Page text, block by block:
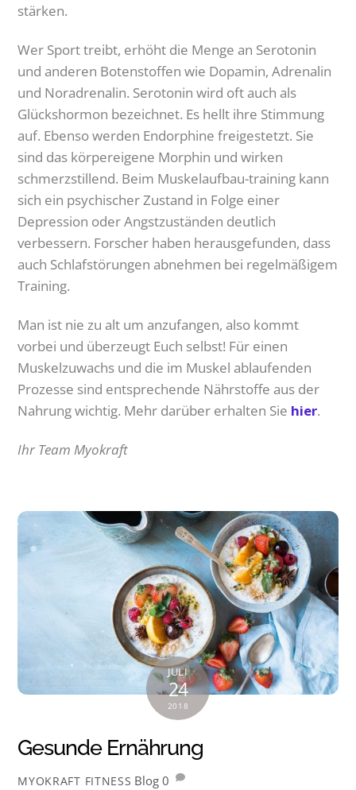
stärken.
Wer Sport treibt, erhöht die Menge an Serotonin
und anderen Botenstoffen wie Dopamin, Adrenalin
und Noradrenalin. Serotonin wird oft auch als
Glückshormon bezeichnet. Es hellt ihre Stimmung
auf. Ebenso werden Endorphine freigestetzt. Sie
sind das körpereigene Morphin und wirken
schmerzstillend. Beim Muskelaufbau-training kann
sich ein psychischer Zustand in Folge einer
Depression oder Angstzuständen deutlich
verbessern. Forscher haben herausgefunden, dass
auch Schlafstörungen abnehmen bei regelmäßigem
Training.
Man ist nie zu alt um anzufangen, also kommt
vorbei und überzeugt Euch selbst! Für einen
Muskelzuwachs und die im Muskel ablaufenden
Prozesse sind entsprechende Nährstoffe aus der
Nahrung wichtig. Mehr darüber erhalten Sie hier.
Ihr Team Myokraft
JULI
24
2018
Gesunde Ernährung
MYOKRAFT FITNESS Blog 0